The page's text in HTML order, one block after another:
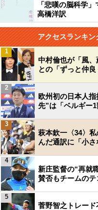
「悲嘆の脳科学
高橋洋訳
アクセスランキン
中村倫也が「風
との「ずっと仲
1
欧州初の日本人
先”は「ベルギー
2
萩本欽一〈34〉
んだ通訳に「小さ
3
新庄監督の“再就
賛否もチームの
4
菅野智之トレー
5